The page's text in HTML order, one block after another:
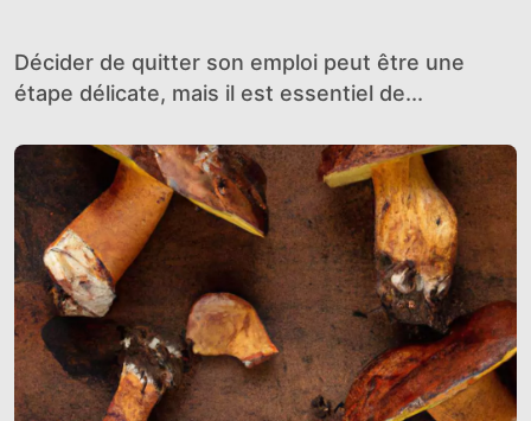
Décider de quitter son emploi peut être une
étape délicate, mais il est essentiel de...